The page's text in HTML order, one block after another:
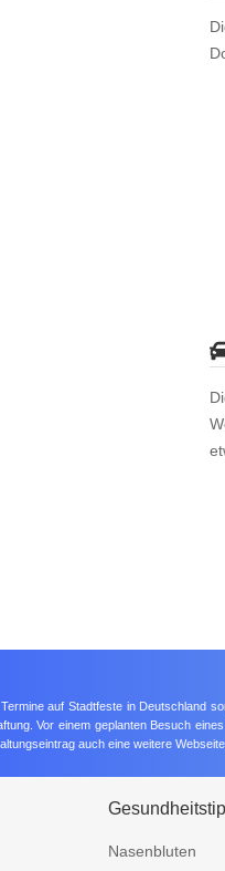
auf Stadtfeste in Deutschland
Vor einem geplanten Besuch
auch eine weitere
Nasenbluten